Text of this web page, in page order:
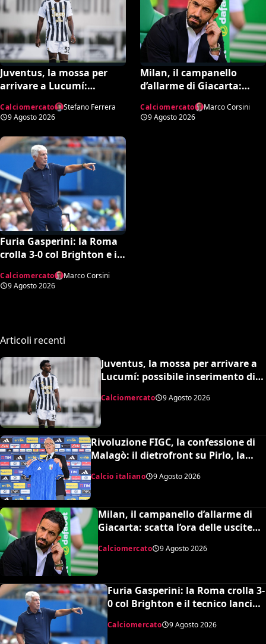
Juventus, la mossa per
arrivare a Lucumí:
Cabal come contropartita
Calciomercato
Stefano Ferrera
9 Agosto 2026
Milan, il campanello
d’allarme di Giacarta:
sbloccare Inacio e
Hojbjerg
Calciomercato
Marco Corsini
9 Agosto 2026
Furia Gasperini: la Roma
crolla 3-0 col Brighton e il
mercato
Calciomercato
Marco Corsini
9 Agosto 2026
Articoli recenti
Juventus, la mossa per arrivare a
Lucumí: possibile inserimento di
Calciomercato 9 Agosto 2026
Rivoluzione FIGC, la confessione di
Malagò: il dietrofront su Pirlo, la
scelta Mancini e il nuovo volto
dell’Italia
Calcio italiano 9 Agosto 2026
Milan, il campanello d’allarme di
Giacarta: scatta l’ora delle uscite
Calciomercato 9 Agosto 2026
Furia Gasperini: la Roma crolla 3-
0 col Brighton e il tecnico lancia
l’allarme mercato
Calciomercato 9 Agosto 2026